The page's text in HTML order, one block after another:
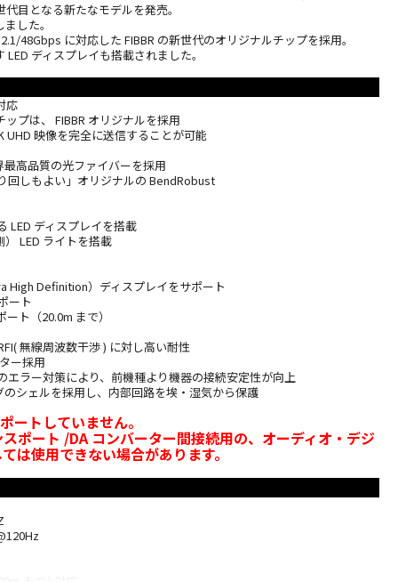
代目となる新たなモデルを発売。
した。
48Gbps に対応した FIBBR の新世代のオリジナルチップを採用。
ディスプレイも搭載されました。
応
ップは、 FIBBR オリジナルを採用
UHD 映像を完全に送信することが可能
最高品質の光ファイバーを採用
回しもよい」オリジナルの BendRobust
LED ディスプレイを搭載
LED ライトを搭載
High Definition）ディスプレイをサポート
ート
ート（20.0m まで）
無線周波数干渉 ) に対し高い耐性
ー採用
エラー対策により、前機種より機器の接続安定性が向上
のシェルを採用し、内部回路を埃・湿気から保護
トしていません。
ポート /DA コンバーター間接続用の、オーディオ・デジ
は使用できない場合があります。